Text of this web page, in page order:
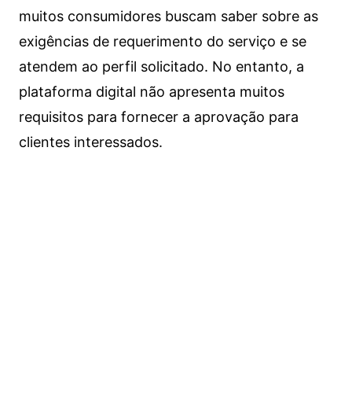
muitos consumidores buscam saber sobre as
exigências de requerimento do serviço e se
atendem ao perfil solicitado. No entanto, a
plataforma digital não apresenta muitos
requisitos para fornecer a aprovação para
clientes interessados.